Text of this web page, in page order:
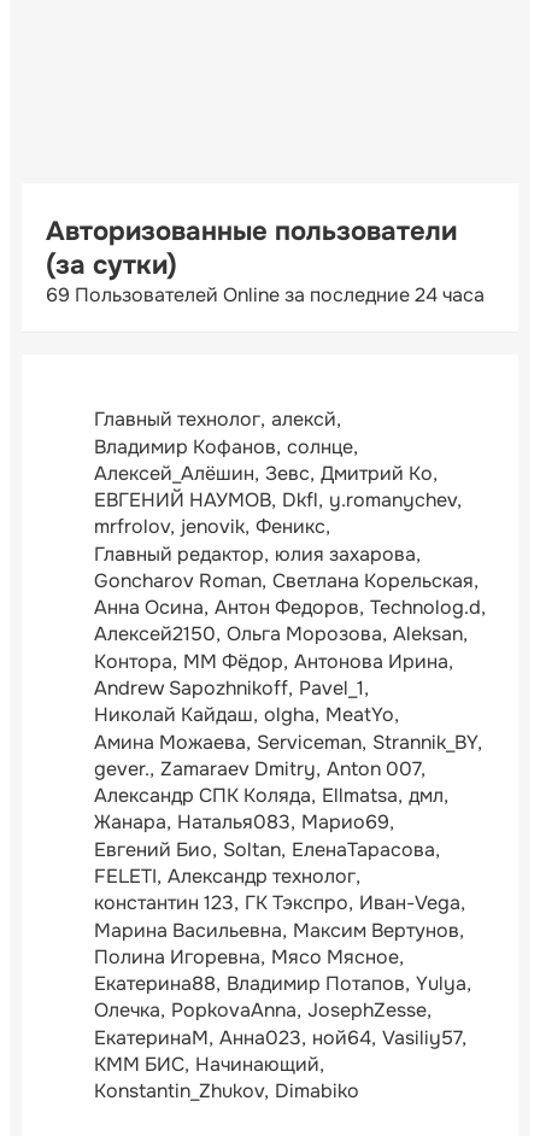
Авторизованные пользователи
(за сутки)
69 Пользователей Online за последние 24 часа
Главный технолог алексй
Владимир Кофанов солнце
Алексей_Алёшин Зевс Дмитрий Ко
ЕВГЕНИЙ НАУМОВ Dkfl y.romanychev
mrfrolov jenovik Феникс
Главный редактор юлия захарова
Goncharov Roman Светлана Корельская
Анна Осина Антон Федоров Technolog.d
Алексей2150 Ольга Морозова Aleksan
Контора ММ Фёдор Антонова Ирина
Andrew Sapozhnikoff Pavel_1
Николай Кайдаш olgha MeatYo
Амина Можаева Serviceman Strannik_BY
gever. Zamaraev Dmitry Anton 007
Александр СПК Коляда Ellmatsa дмл
Жанара Наталья083 Марио69
Евгений Био Soltan ЕленаТарасова
FELETI Александр технолог
константин 123 ГК Тэкспро Иван-Vega
Марина Васильевна Максим Вертунов
Полина Игоревна Мясо Мясное
Екатерина88 Владимир Потапов Yulya
Олечка PopkovaAnna JosephZesse
ЕкатеринаМ Анна023 ной64 Vasiliy57
КММ БИС Начинающий
Konstantin_Zhukov Dimabiko